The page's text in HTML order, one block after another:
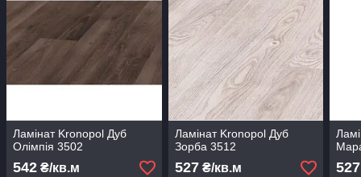
Ламінат Kronopol Дуб
Олімпія 3502
542 ₴/кв.м
Ламінат Kronopol Дуб
Зорба 3512
527₴/кв.м 527